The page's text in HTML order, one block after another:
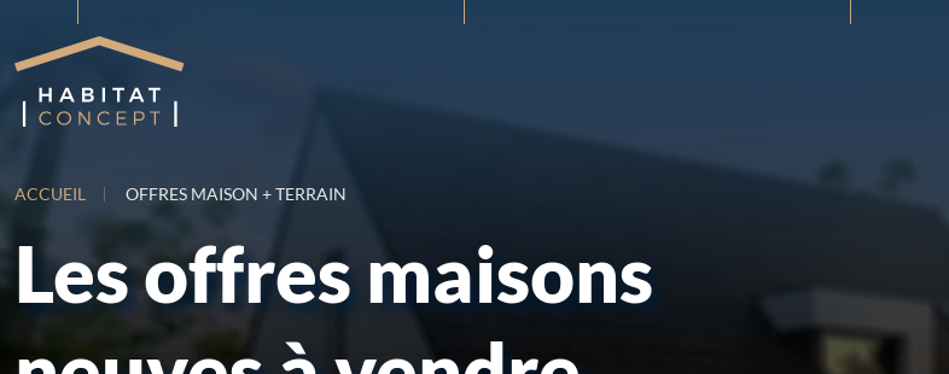
ACCUEIL OFFRES MAISON + TERRAIN
Les offres maisons